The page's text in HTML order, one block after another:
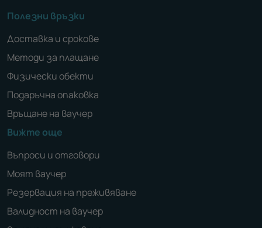
Полезни връзки
Доставка и срокове
Методи за плащане
Физически обекти
Подаръчна опаковка
Връщане на ваучер
Вижте още
Въпроси и отговори
Моят ваучер
Резервация на преживяване
Валидност на ваучер